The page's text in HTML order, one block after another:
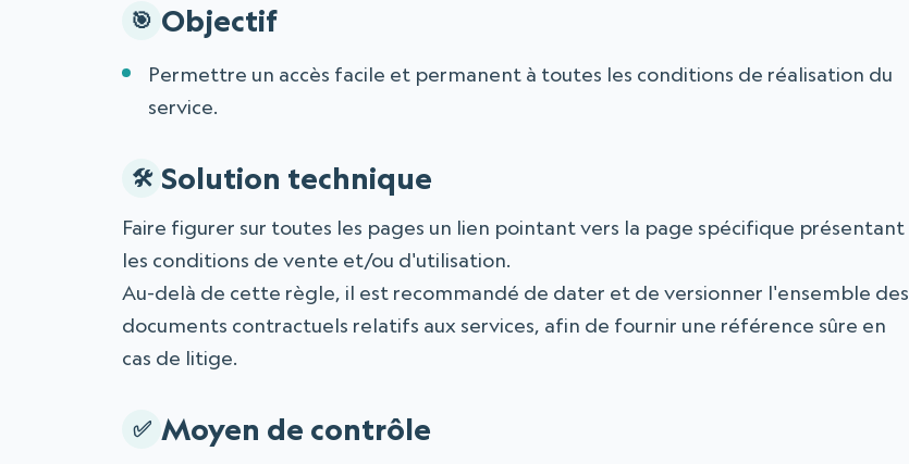
Objectif
Permettre un accès facile et permanent à toutes les conditions de réalisation du
service.
Solution technique
Faire figurer sur toutes les pages un lien pointant vers la page spécifique présentant
les conditions de vente et/ou d'utilisation.
Au-delà de cette règle, il est recommandé de dater et de versionner l'ensemble des
documents contractuels relatifs aux services, afin de fournir une référence sûre en
cas de litige.
Moyen de contrôle